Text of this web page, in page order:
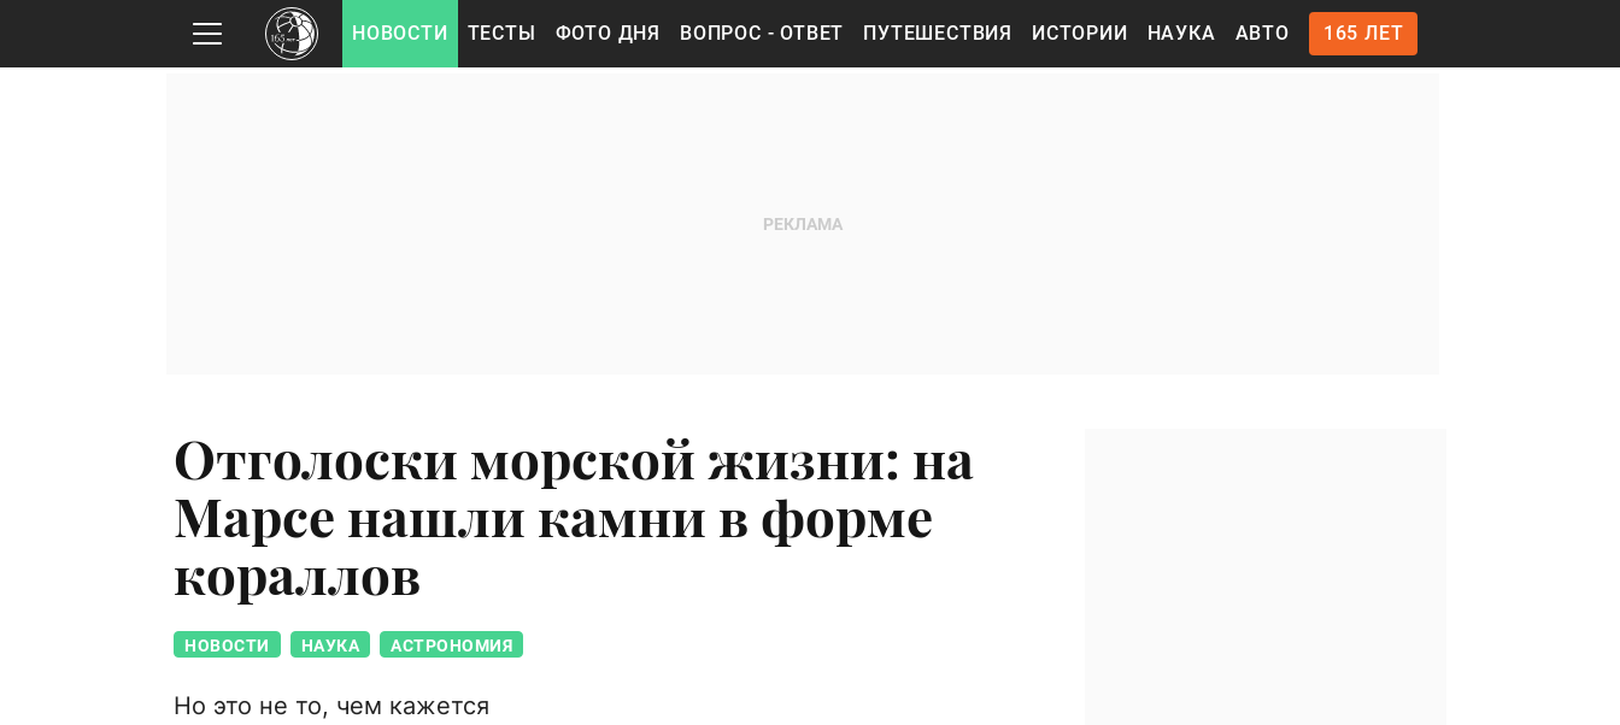
НОВОСТИ ТЕСТЫ ФОТО ДНЯ ВОПРОС - ОТВЕТ ПУТЕШЕСТВИЯ ИСТОРИИ НАУКА АВТО 165 ЛЕТ
Отголоски морской жизни: на
Марсе нашли камни в форме
кораллов
НОВОСТИ НАУКА АСТРОНОМИЯ
Но это не то, чем кажется